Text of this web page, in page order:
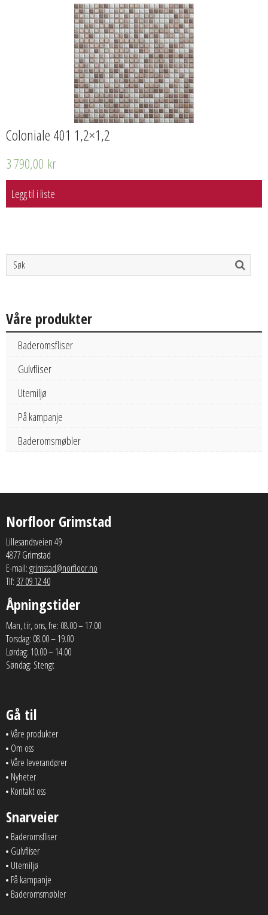
Coloniale 401 1,2×1,2
3 790,00 kr
Legg til i liste
Våre produkter
Baderomsfliser
Gulvfliser
Utemiljø
På kampanje
Baderomsmøbler
Norfloor Grimstad
Lillesandsveien 49
4877 Grimstad
E-mail:grimstad@norfloor.no
Tlf: 37 09 12 40
Åpningstider
Man, tir, ons, fre: 08.00 – 17.00
Torsdag: 08.00 – 19.00
Lørdag: 10.00 – 14.00
Søndag: Stengt
Gå til
Våre produkter
Om oss
Våre leverandører
Nyheter
Kontakt oss
Snarveier
Baderomsfliser
Gulvfliser
Utemiljø
På kampanje
Baderomsmøbler